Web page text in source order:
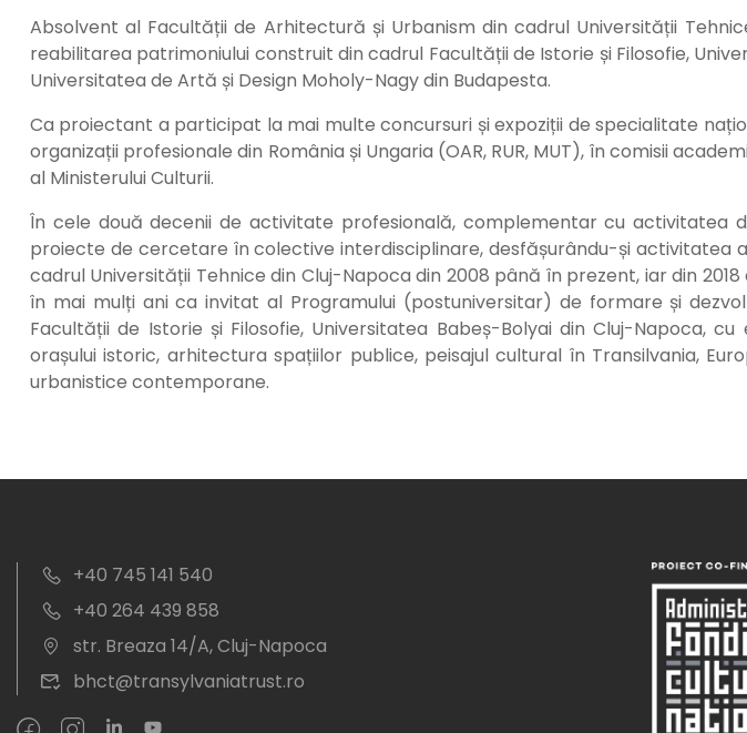
Absolvent al Facultății de Arhitectură și Urbanism din cadrul Universității
reabilitarea patrimoniului construit din cadrul Facultății de Istorie și Filosofie,
Universitatea de Artă și Design Moholy-Nagy din Budapesta.
Ca proiectant a participat la mai multe concursuri și expoziții de specialitate
organizații profesionale din România și Ungaria (OAR, RUR, MUT), în comisii
al Ministerului Culturii.
În cele două decenii de activitate profesională, complementar cu activitatea
proiecte de cercetare în colective interdisciplinare, desfășurându-și
cadrul Universității Tehnice din Cluj-Napoca din 2008 până în prezent, iar din
în mai mulți ani ca invitat al Programului (postuniversitar) de formare și
Facultății de Istorie și Filosofie, Universitatea Babeș-Bolyai din Cluj-Napoca,
orașului istoric, arhitectura spațiilor publice, peisajul cultural în Transilvania,
urbanistice contemporane.
+40 745 141 540
+40 264 439 858
str. Breaza 14/A, Cluj-Napoca
bhct@transylvaniatrust.ro